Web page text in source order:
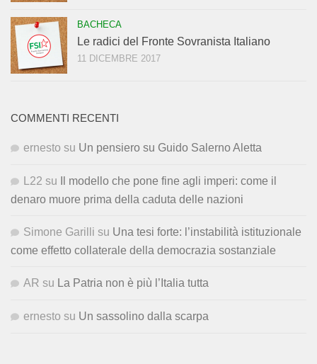
BACHECA
Le radici del Fronte Sovranista Italiano
11 DICEMBRE 2017
COMMENTI RECENTI
ernesto su Un pensiero su Guido Salerno Aletta
L22 su
Il modello che pone fine agli imperi: come il
denaro muore prima della caduta delle nazioni
Simone Garilli su Una tesi forte: l’instabilità istituzionale
come effetto collaterale della democrazia sostanziale
AR su La Patria non è più l’Italia tutta
ernesto su Un sassolino dalla scarpa